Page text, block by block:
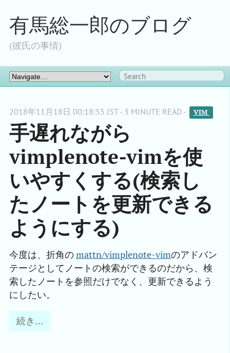
有馬総一郎のブログ
(彼氏の事情)
2018年11月18日 00:18:55 JST - 3 MINUTE READ - VIM
手遅れながら
vimplenote-vimを使
いやすくする(検索し
たノートを更新できる
ようにする)
今度は、折角のmattn/vimplenote-vimのアドバン
テージとしてノートの検索ができるのだから、検
索したノートを参照だけでなく、更新できるよう
にしたい。
続き…